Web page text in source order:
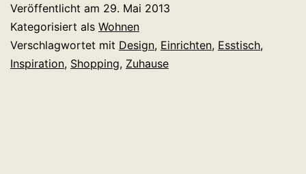
shoppen:
Neuentdeckung!
Veröffentlicht am 29. Mai 2013
Kategorisiert als Wohnen
Verschlagwortet mit Design, Einrichten, Esstisch,
Inspiration, Shopping, Zuhause